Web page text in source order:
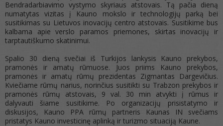
Bendradarbiavimo vystymo skyriaus atstovais. Tą pačia dieną
numatytas vizitas į Kauno mokslo ir technologijų parką bei
susitikimas su Lietuvos inovacijų centro atstovais. Susitikime bus
kalbama apie verslo paramos priemones, skirtas inovacijų ir
tarptautiškumo skatinimui.
Spalio 30 dieną svečiai iš Turkijos lankysis Kauno prekybos,
pramonės ir amatų rūmuose. Juos priims Kauno prekybos,
pramonės ir amatų rūmų prezidentas Zigmantas Dargevičius.
Kviečiame rūmų narius, norinčius susitikti su Trabzon prekybos ir
pramonės rūmų atstovais, 9 val. 30 min atvykti į rūmus ir
dalyvauti šiame susitikime. Po organizacijų prisistatymo ir
diskusijos, Kauno PPA rūmų partneris Kaunas IN svečiams
pristatys Kauno investicinę aplinką ir turizmo situaciją Kaune.